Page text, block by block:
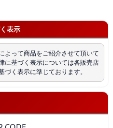
表示
よって商品をご紹介させて頂いて
に基づく表示については各販売店
く表示に準じております。